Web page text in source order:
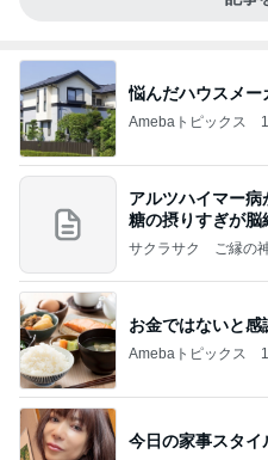
悩んだハウスメー
Amebaトピックス
アルツハイマー
糖の摂りすぎが脳
の恐
サクラサク ご縁の
お金ではないと感
Amebaトピックス
今日の家事スタイ